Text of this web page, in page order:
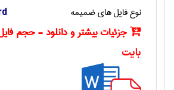
نوع فایل های ضمیمه
جزئیات بیشتر و دانلود - حجم
بایت